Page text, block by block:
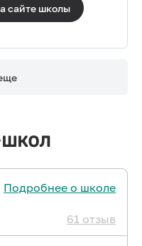
сайте школы
Подробнее о школе
61 отзыв